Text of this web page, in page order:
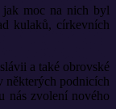
jak moc na nich byl
kulaků, církevních
a také obrovské
některých podnicích
nás zvolení nového